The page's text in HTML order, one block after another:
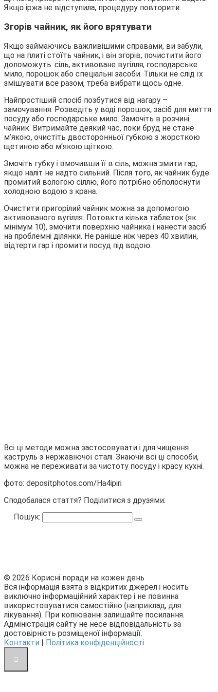
Якщо іржа не відступила, процедуру повторити.
Згорів чайник, як його врятувати
Якщо займаючись важливішими справами, ви забули,
що на плиті стоїть чайник, і він згорів, почистити його
допоможуть: сіль, активоване вугілля, господарське
мило, порошок або спеціальні засоби. Тільки не слід їх
змішувати все разом, треба вибрати щось одне.
Найпростіший спосіб позбутися від нагару –
замочування. Розведіть у воді порошок, засіб для миття
посуду або господарське мило. Замочіть в розчині
чайник. Витримайте деякий час, поки бруд не стане
м’якою, очистіть двосторонньої губкою з жорсткою
щетиною або м’якою щіткою.
Змочіть губку і вмочивши її в сіль, можна змити гар,
якщо наліт не надто сильний. Після того, як чайник буде
промитий вологою сіллю, його потрібно обполоснути
холодною водою з крана.
Очистити пригорілий чайник можна за допомогою
активованого вугілля. Потовкти кілька таблеток (як
мінімум 10), змочити поверхню чайника і нанести засіб
на проблемні ділянки. Не раніше ніж через 40 хвилин,
відтерти гар і промити посуд під водою.
Всі ці методи можна застосовувати і для чищення
каструль з нержавіючої сталі. Знаючи всі ці способи,
можна не переживати за чистоту посуду і красу кухні.
фото: depositphotos.com/Ha4ipiri
Сподобалася стаття? Поділитися з друзями:
Пошук:
© 2026 Корисні поради на кожен день
Вся інформація взята з відкритих джерел і носить
виключно інформаційний характер і не повинна
використовуватися самостійно (наприклад, для
лікування). При копіюванні залишайте посилання.
Адміністрація сайту не несе відповідальність за
достовірність розміщеної інформації.
Контакти | Політика конфіденційності